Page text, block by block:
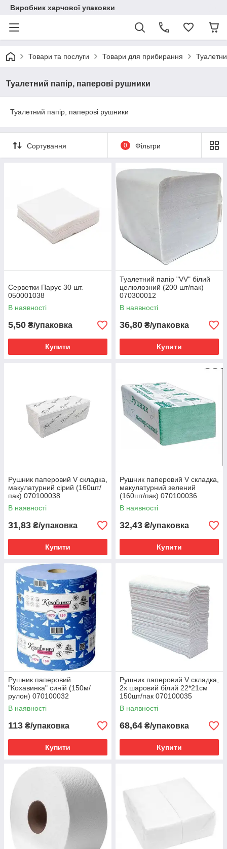
Виробник харчової упаковки
Товари та послуги Товари для прибирання
Туалетний папір, паперові рушники
Туалетний папір, паперові рушники
Сортування 0 Фільтри
Серветки Парус 30 шт.
050001038
В наявності
5,50 ₴/упаковка
Купити
Туалетний папір "VV" білий
целюлозний (200 шт/пак)
070300012
В наявності
36,80 ₴/упаковка
Купити
Рушник паперовий V складка,
макулатурний сірий (160шт/
пак) 070100038
В наявності
31,83 ₴/упаковка
Купити
Рушник паперовий V складка,
макулатурний зелений
(160шт/пак) 070100036
В наявності
32,43 ₴/упаковка
Купити
Рушник паперовий
"Кохавинка" синій (150м/
рулон) 070100032
В наявності
113 ₴/упаковка
Купити
Рушник паперовий V складка,
2х шаровий білий 22*21см
150шт/пак 070100035
В наявності
68,64 ₴/упаковка
Купити